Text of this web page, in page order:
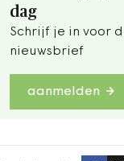
dag
Schrijf je in voor
nieuwsbrief
aanmelden